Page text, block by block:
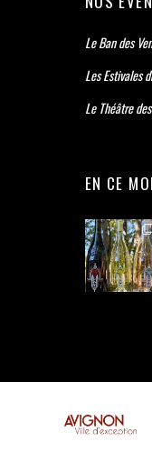
Le Ban des
Les Estivales
Le Théâtre
EN CE